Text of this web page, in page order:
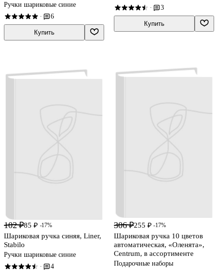
Ручки шариковые синие
· 6
Купить
· 3
Купить
102 ₽85 ₽ -17%
Шариковая ручка синяя, Liner,
Stabilo
Ручки шариковые синие
· 4
306 ₽255 ₽ -17%
Шариковая ручка 10 цветов
автоматическая, «Оленята»,
Centrum, в ассортименте
Подарочные наборы